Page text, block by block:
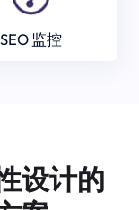
SEO 监控
设计的